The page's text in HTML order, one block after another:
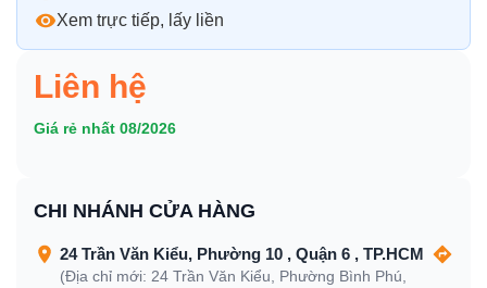
Xem trực tiếp, lấy liền
Liên hệ
Giá rẻ nhất 08/2026
CHI NHÁNH CỬA HÀNG
24 Trần Văn Kiểu, Phường 10 , Quận 6 , TP.HCM
(Địa chỉ mới: 24 Trần Văn Kiểu, Phường Bình Phú,